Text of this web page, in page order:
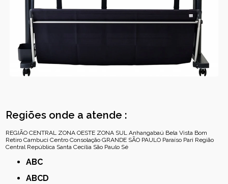
Regiões onde a atende :
REGIÃO CENTRAL ZONA OESTE ZONA SUL Anhangabaú Bela Vista Bom
Retiro Cambuci Centro Consolação GRANDE SÃO PAULO Paraíso Pari Região
Central República Santa Cecília São Paulo Sé
ABC
ABCD